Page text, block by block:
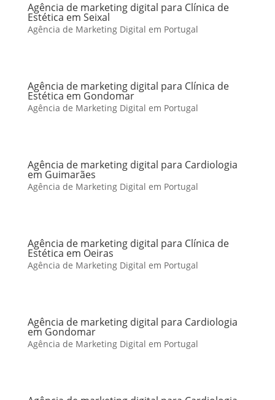
Agência de marketing digital para Clínica de
Estética em Seixal
Agência de Marketing Digital em Portugal
Agência de marketing digital para Clínica de
Estética em Gondomar
Agência de Marketing Digital em Portugal
Agência de marketing digital para Cardiologia
em Guimarães
Agência de Marketing Digital em Portugal
Agência de marketing digital para Clínica de
Estética em Oeiras
Agência de Marketing Digital em Portugal
Agência de marketing digital para Cardiologia
em Gondomar
Agência de Marketing Digital em Portugal